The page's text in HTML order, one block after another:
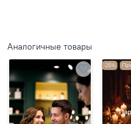
Аналогичные товары
-25%